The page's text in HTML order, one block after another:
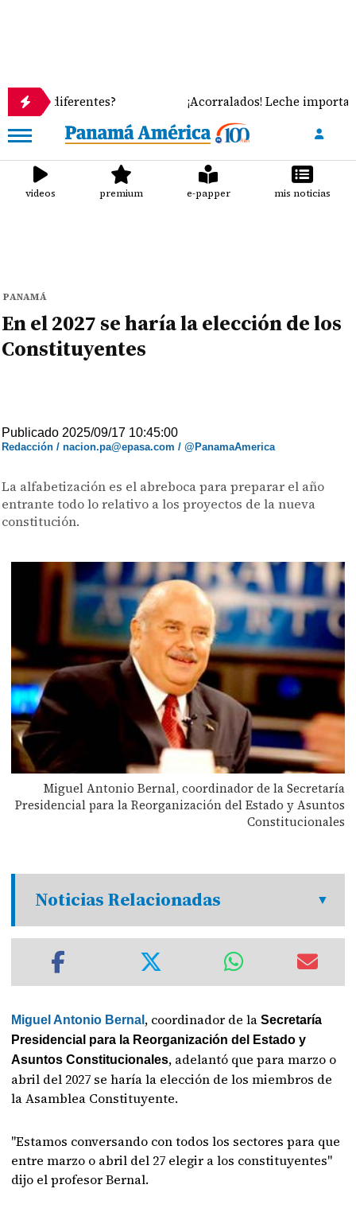
¡Acorralados! Leche importada y
videos premium e-papper mis noticias
PANAMÁ
En el 2027 se haría la elección de los
Constituyentes
Publicado 2025/09/17 10:45:00
Redacción / nacion.pa@epasa.com / @PanamaAmerica
La alfabetización es el abreboca para preparar el año
entrante todo lo relativo a los proyectos de la nueva
constitución.
Miguel Antonio Bernal, coordinador de la Secretaría
Presidencial para la Reorganización del Estado y Asuntos
Constitucionales
Noticias Relacionadas
Miguel Antonio Bernal , coordinador de la Secretaría
Presidencial para la Reorganización del Estado y
Asuntos Constitucionales, adelantó que para marzo o
abril del 2027 se haría la elección de los miembros de
la Asamblea Constituyente.
"Estamos conversando con todos los sectores para que
entre marzo o abril del 27 elegir a los constituyentes"
dijo el profesor Bernal.